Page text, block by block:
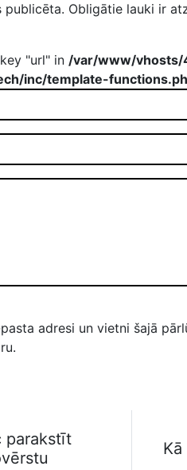
publicēta. Obligātie lauki ir
"url" in /var/www/vhosts/
inc/template-
adresi un vietni šajā
parakstīt